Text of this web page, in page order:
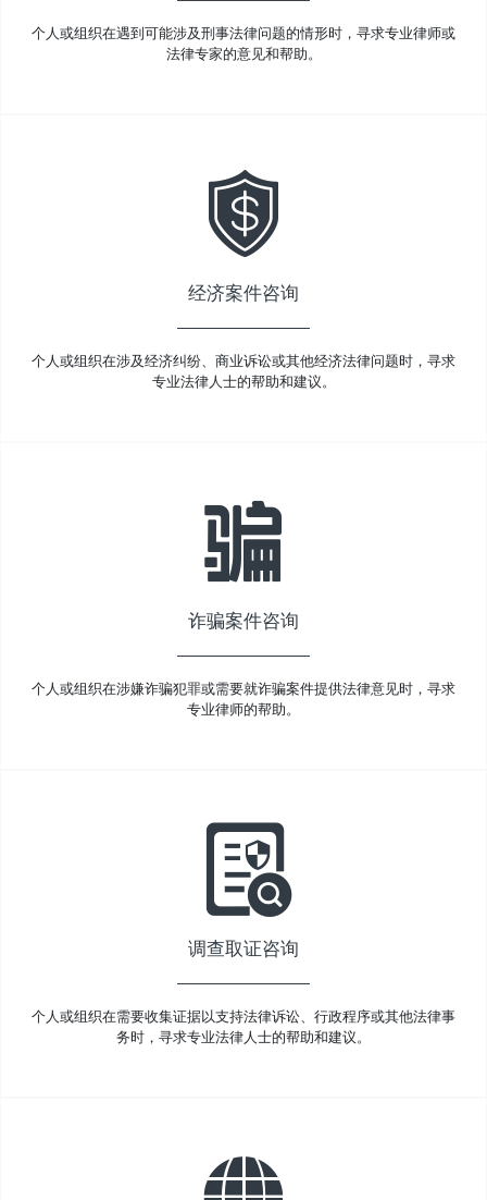
个人或组织在遇到可能涉及刑事法律问题的情形时，寻求专业律师或
法律专家的意见和帮助。
经济案件咨询
个人或组织在涉及经济纠纷、商业诉讼或其他经济法律问题时，寻求
专业法律人士的帮助和建议。
诈骗案件咨询
个人或组织在涉嫌诈骗犯罪或需要就诈骗案件提供法律意见时，寻求
专业律师的帮助。
调查取证咨询
个人或组织在需要收集证据以支持法律诉讼、行政程序或其他法律事
务时，寻求专业法律人士的帮助和建议。